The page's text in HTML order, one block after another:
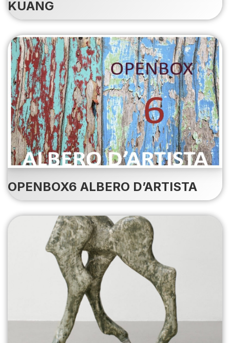
KUANG
OPENBOX6 ALBERO D’ARTISTA